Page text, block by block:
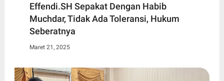
Effendi.SH Sepakat Dengan Habib
Muchdar, Tidak Ada Toleransi, Hukum
Seberatnya
Maret 21, 2025